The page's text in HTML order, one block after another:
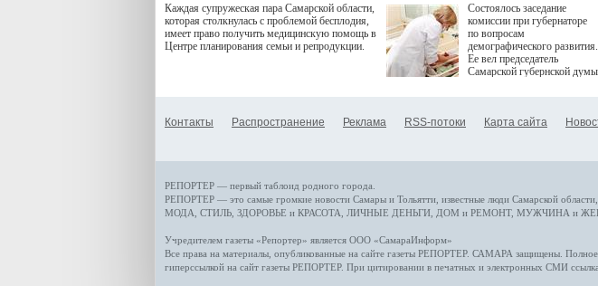
возникающие при работе с
данными пациентов. Для
более динамичного роста
проникновения инноваций в
сегмент необходимо кросс-
отраслевое взаимодействие
рассказала Ольга Сорокина,
ходе сессии "Развитие
качества жизни" в рамках
ПМЭФ 2025. В дискуссии
РФ Михаил Мурашко,
представители
Государственной Думы,
Каждая супружеская пара Самарской области,
которая столкнулась с проблемой бесплодия,
имеет право получить медицинскую помощь в
Центре планирования семьи и репродукции.
Состоялось заседание
комиссии при губернаторе
по вопросам
демографического развития.
Ее вел председатель
Самарской губернской думы
Контакты Распространение Реклама RSS-потоки Карта сайта
РЕПОРТЕР — первый таблоид родного города.
РЕПОРТЕР — это самые громкие новости Самары и Тольятти, известные люди Самарской
МОДА, СТИЛЬ ЗДОРОВЬЕ и КРАСОТА ЛИЧНЫЕ ДЕНЬГИ ДОМ и РЕМОНТ, МУЖЧИНА и
Учредителем газеты «Репортер» является ООО «СамараИнформ»
Все права на материалы, опубликованные на сайте газеты РЕПОРТЕР. САМАРА защищены. Полное
гиперссылкой на сайт газеты РЕПОРТЕР. При цитировании в печатных и электронных СМИ